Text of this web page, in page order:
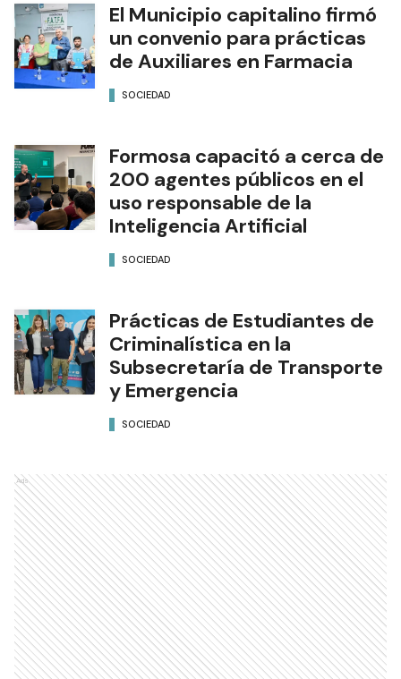
El Municipio capitalino firmó
un convenio para prácticas
de Auxiliares en Farmacia
SOCIEDAD
Formosa capacitó a cerca de
200 agentes públicos en el
uso responsable de la
Inteligencia Artificial
SOCIEDAD
Prácticas de Estudiantes de
Criminalística en la
Subsecretaría de Transporte
y Emergencia
SOCIEDAD
Ads